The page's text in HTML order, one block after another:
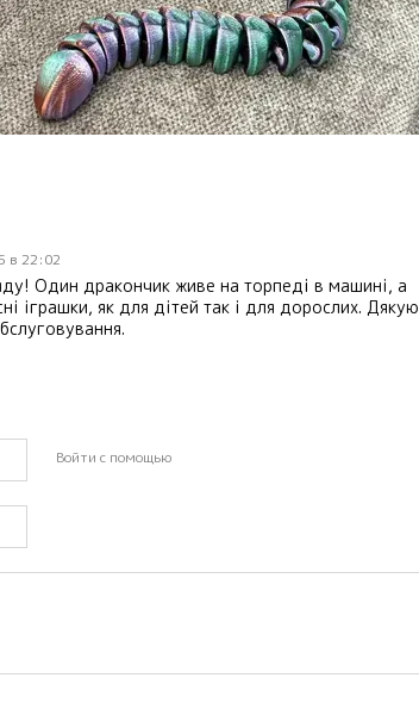
в 22:02
Один дракончик живе на торпеді в машині, а
іграшки, як для дітей так і для дорослих. Дякую
Войти с помощью